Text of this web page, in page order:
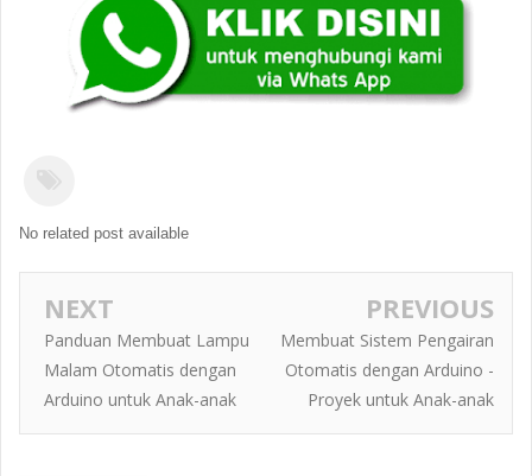
No related post available
NEXT
Panduan Membuat Lampu
Malam Otomatis dengan
Arduino untuk Anak-anak
PREVIOUS
Membuat Sistem Pengairan
Otomatis dengan Arduino -
Proyek untuk Anak-anak